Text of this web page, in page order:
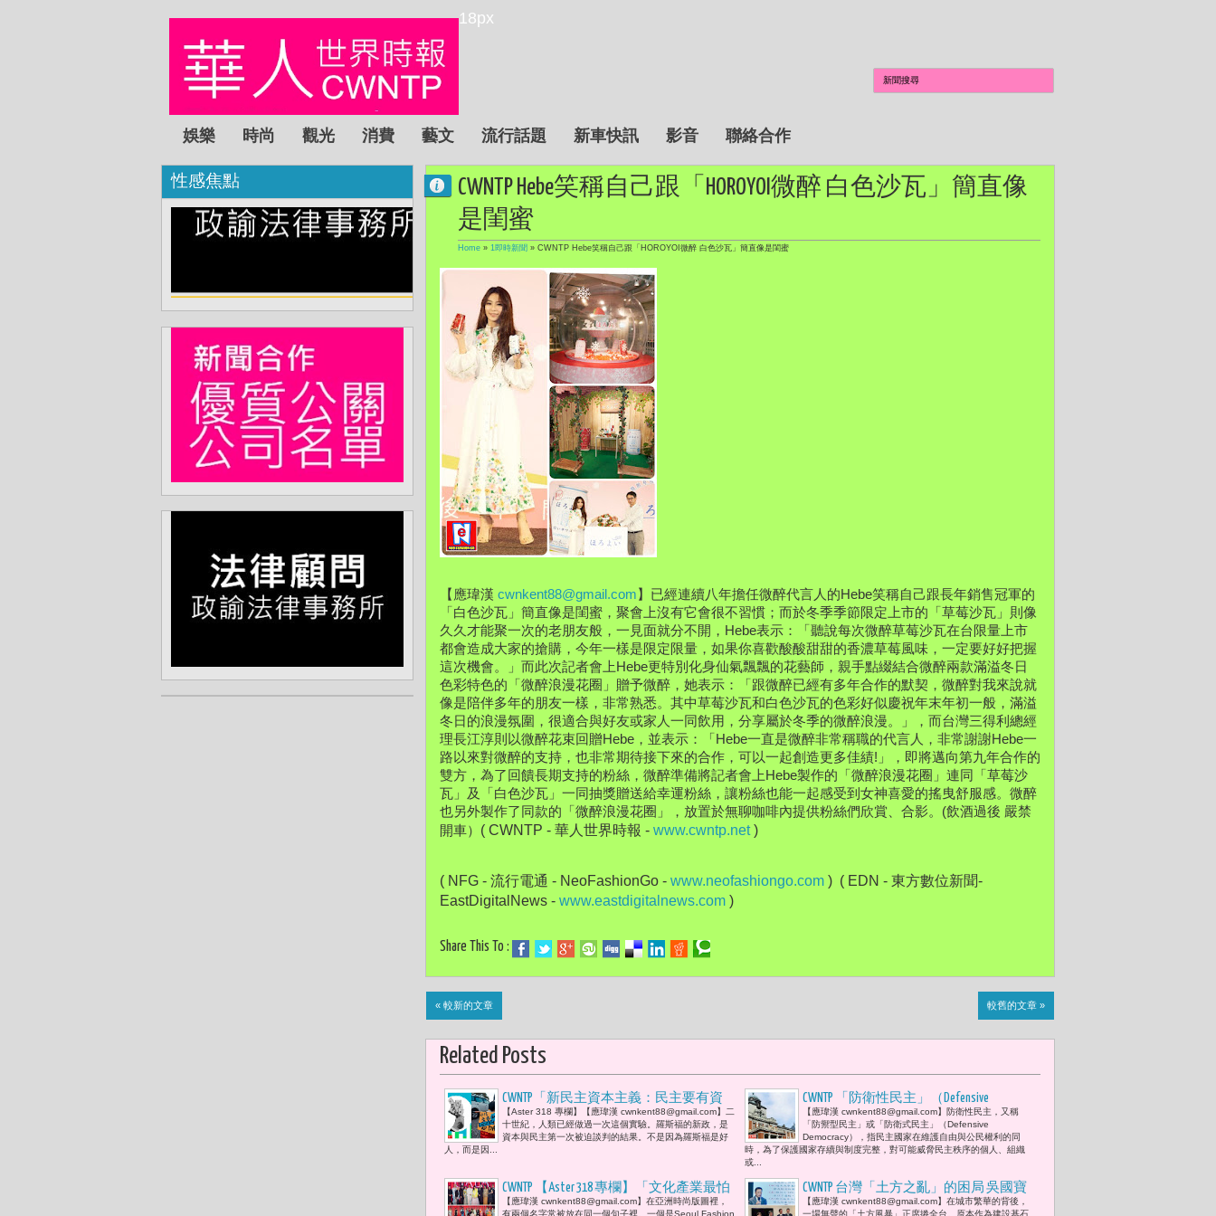
18px
娛樂 時尚 觀光 消費 藝文 流行話題 新車快訊 影音 聯絡合作
CWNTP Hebe笑稱自己跟「HOROYOI微醉 白色沙瓦」簡直像
是閨蜜
Home » 1即時新聞 » CWNTP Hebe笑稱自己跟「HOROYOI微醉 白色沙瓦」簡直像是閨蜜
【應瑋漢 cwnkent88@gmail.com 】 已經連續八年擔任微醉代言人的Hebe笑稱自己跟長年銷售冠軍的
「白色沙瓦」簡直像是閨蜜，聚會上沒有它會很不習慣； 而於冬季季節限定上市的「草莓沙瓦」 則像
久久才能聚一次的老朋友般，一見面就分不開，Hebe表示：
「聽說每次微醉草莓沙瓦在台限量上市
都會造成大家的搶購， 今年一樣是限定限量，如果你喜歡酸酸甜甜的香濃草莓風味， 一定要好好把握
這次機會。」 而此次記者會上Hebe更特別化身仙氣飄飄的花藝師， 親手點綴結合微醉兩款滿溢冬日
色彩特色的「微醉浪漫花圈」 贈予微醉，她表示：「跟微醉已經有多年合作的默契， 微醉對我來說就
像是陪伴多年的朋友一樣，非常熟悉。 其中草莓沙瓦和白色沙瓦的色彩好似慶祝年末年初一般， 滿溢
冬日的浪漫氛圍，很適合與好友或家人一同飲用， 分享屬於冬季的微醉浪漫。」， 而台灣三得利總經
理長江淳則以微醉花束回贈Hebe，並表示：「 Hebe一直是微醉非常稱職的代言人， 非常謝謝Hebe一
路以來對微醉的支持， 也非常期待接下來的合作，可以一起創造更多佳績!」， 即將邁向第九年合作的
雙方，為了回饋長期支持的粉絲， 微醉準備將記者會上Hebe製作的「微醉浪漫花圈」連同「 草莓沙
瓦」及「白色沙瓦」一同抽獎贈送給幸運粉絲， 讓粉絲也能一起感受到女神喜愛的搖曳舒服感。 微醉
也另外製作了同款的「微醉浪漫花圈」， 放置於無聊咖啡內提供粉絲們欣賞、合影。(飲酒過後 嚴禁
開車） ( CWNTP - 華人世界時報 - www.cwntp.net )
( NFG - 流行電通 - NeoFashionGo - www.neofashiongo.com )  ( EDN - 東方數位新聞-
EastDigitalNews - www.eastdigitalnews.com )
Share This To :
« 較新的文章 較舊的文章 »
Related Posts
CWNTP「新民主資本主義：民主要有資
本才夠強大，資本要有民主才有人性。
民主提供正當性（Legitimacy），資本提
【Aster 318 專欄】【應瑋漢 cwnkent88@gmail.com】二
十世紀，人類已經做過一次這個實驗。羅斯福的新政，是
資本與民主第一次被迫談判的結果。不是因為羅斯福是好
人，而是因...
CWNTP 「防衛性民主」（Defensive
Democracy）的建立 :「民主不包含自我毀
滅的義務。」-- 德國聯邦憲法法院『民
主與自由只有在制度支撐下才有意義，
【應瑋漢 cwnkent88@gmail.com】防衛性民主，又稱
「防禦型民主」或「防衛式民主」（Defensive
Democracy），指民主國家在維護自由與公民權利的同
時，為了保護國家存續與制度完整，對可能威脅民主秩序的個人、組織
或...
CWNTP 【Aster 318 專欄】「文化產業最怕
的，不是失敗。而是永遠停留在起跑線
【應瑋漢 cwnkent88@gmail.com】在亞洲時尚版圖裡，
有兩個名字常被放在同一個句子裡。一個是Seoul Fashion
CWNTP ​台灣「土方之亂」的困局 吳國寶
與張麗莉聯合呼籲：「政府在制度落地
【應瑋漢 cwnkent88@gmail.com】在城市繁華的背後，
一場無聲的「土方風暴」正席捲全台。原本作為建設基石
性感焦點